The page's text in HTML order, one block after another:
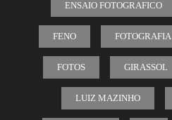
ENSAIO FOTOGRAFICO
FENO FOTOGRAFIA
FOTOS GIRASSOL
LUIZ MAZINHO